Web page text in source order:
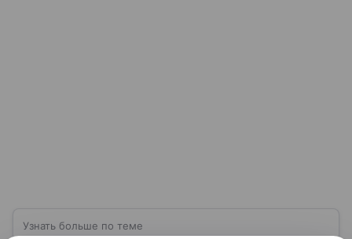
Узнать больше по теме